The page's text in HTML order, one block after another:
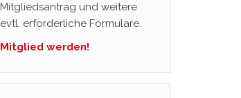
Mitgliedsantrag und weitere
evtl. erforderliche Formulare.
Mitglied werden!